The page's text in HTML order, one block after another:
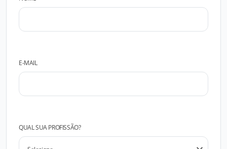
E-MAIL
QUAL SUA PROFISSÃO?